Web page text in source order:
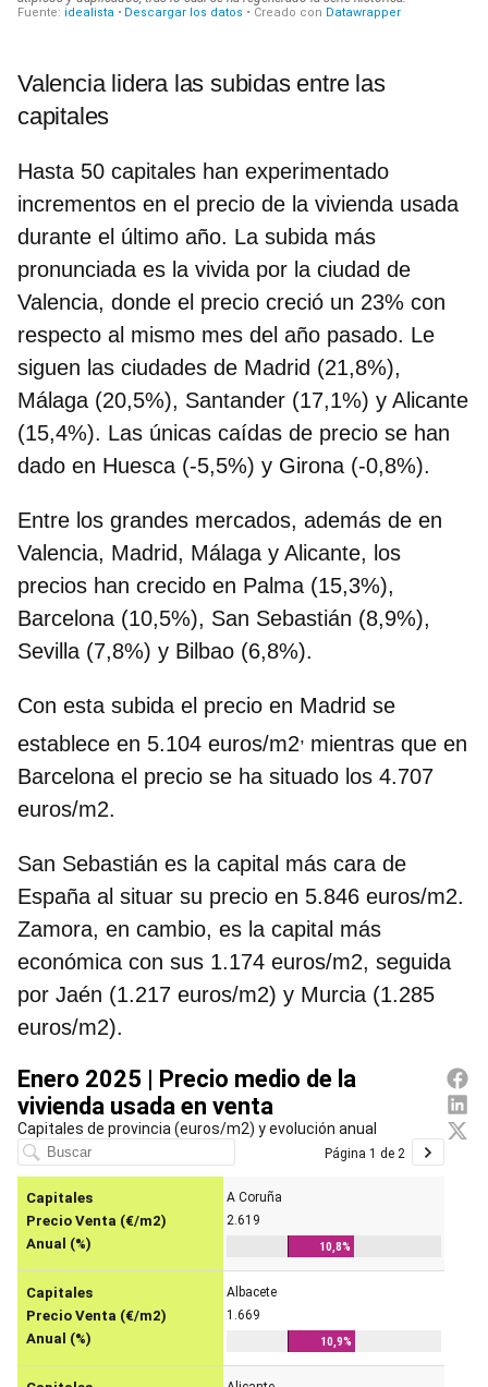
Valencia lidera las subidas entre las
capitales
Hasta 50 capitales han experimentado
incrementos en el precio de la vivienda usada
durante el último año. La subida más
pronunciada es la vivida por la ciudad de
Valencia, donde el precio creció un 23% con
respecto al mismo mes del año pasado. Le
siguen las ciudades de Madrid (21,8%),
Málaga (20,5%), Santander (17,1%) y Alicante
(15,4%). Las únicas caídas de precio se han
dado en Huesca (-5,5%) y Girona (-0,8%).
Entre los grandes mercados, además de en
Valencia, Madrid, Málaga y Alicante, los
precios han crecido en Palma (15,3%),
Barcelona (10,5%), San Sebastián (8,9%),
Sevilla (7,8%) y Bilbao (6,8%).
Con esta subida el precio en Madrid se
establece en 5.104 euros/m2, mientras que en
Barcelona el precio se ha situado los 4.707
euros/m2.
San Sebastián es la capital más cara de
España al situar su precio en 5.846 euros/m2.
Zamora, en cambio, es la capital más
económica con sus 1.174 euros/m2, seguida
por Jaén (1.217 euros/m2) y Murcia (1.285
euros/m2).